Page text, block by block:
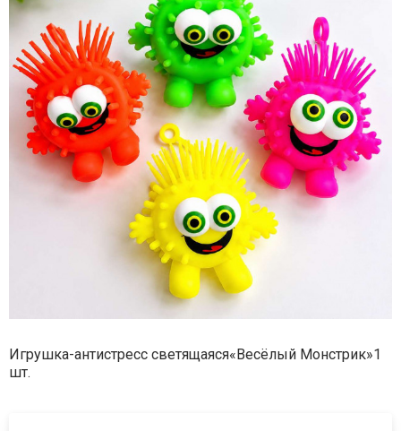
Игрушка-антистресс светящаяся«Весёлый Монстрик»1
шт.